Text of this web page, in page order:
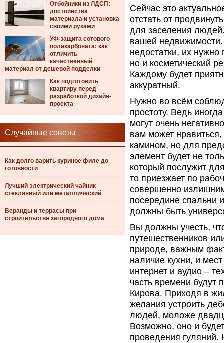
Отбойники из ЛДСП:
достоинства
материала и установка
своими руками
УФ-защита сотового
поликарбоната: как
отличить
качественный
материал от дешевой подделки
Как подготовить
квартиру перед
разработкой дизайн-
проекта
Случайные советы
Как долго варить куриное филе до
готовности
Лучший электрический чайник
стеклянный или металлический
Веранды и террасы при
строительстве загородного дома
Сейчас это
отстать от
для заселения
вашей
недостатки, их нужно
но и косметический
Каждому будет
аккуратный.
Нужно во всём
простоту. Ведь
могут очень
вам может
камином, но для
элемент будет не
который послужит
то приезжает по
совершенно
посередине спальни
должны быть
Вы должны учесть,
путешественников
природе, важным
наличие кухни, и
интернет и аудио –
часть времени будут
Кирова. Приходя в
желания устроить
людей, моложе
Возможно, оно и
проведения гуляний.